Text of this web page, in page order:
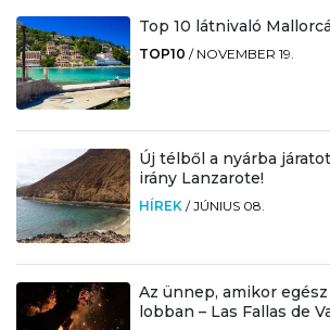
Top 10 látnivaló
TOP10 / NOVEMBER 19.
Új télből a nyárba
irány Lanzarote!
HÍREK /JÚNIUS 08.
Az ünnep, amikor
lobban – Las Fallas de